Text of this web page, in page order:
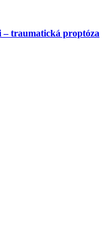
– traumatická proptóza